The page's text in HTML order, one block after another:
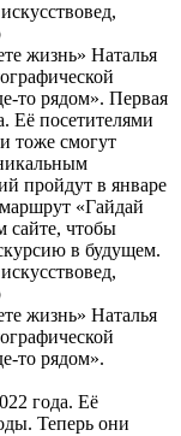
жизнь» Наталья
то рядом». Первая
Её посетителями
тоже смогут
пройдут в январе
«Гайдай
сайте, чтобы
в будущем.
жизнь» Наталья
то рядом».
года. Её
Теперь они